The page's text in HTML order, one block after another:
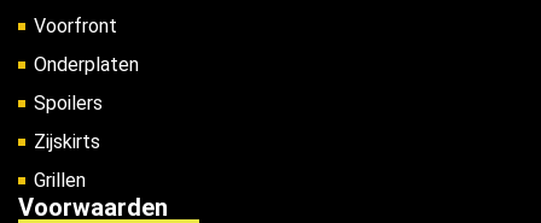
Voorfront
Onderplaten
Spoilers
Zijskirts
Grillen
Voorwaarden